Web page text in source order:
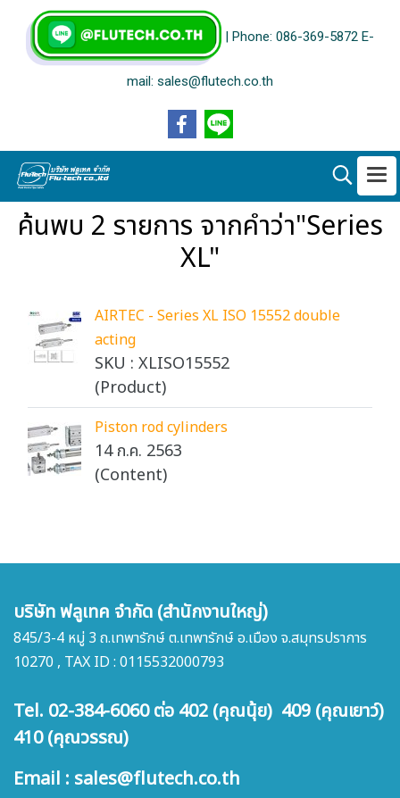
| Phone: 086-369-5872 E-
mail: sales@flutech.co.th
ค้นพบ 2 รายการ จากคำว่า"Series
XL"
AIRTEC - Series XL ISO 15552 double
acting
SKU : XLISO15552
(Product)
Piston rod cylinders
14 ก.ค. 2563
(Content)
บริษัท ฟลูเทค จำกัด (สำนักงานใหญ่)
845/3-4 หมู่ 3 ถ.เทพารักษ์ ต.เทพารักษ์ อ.เมือง จ.สมุทรปราการ
10270 , TAX ID : 0115532000793
Tel. 02-384-6060 ต่อ 402 (คุณนุ้ย) 409 (คุณเยาว์)
410 (คุณวรรณ)
Email : sales@flutech.co.th